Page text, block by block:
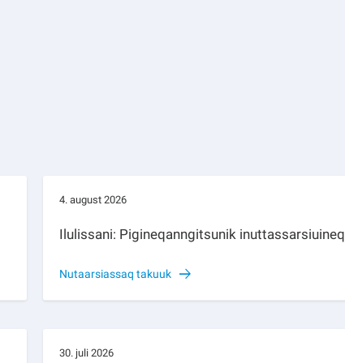
4. august 2026
Ilulissani: Pigineqanngitsunik inuttassarsiuineq
Nutaarsiassaq takuuk
30. juli 2026